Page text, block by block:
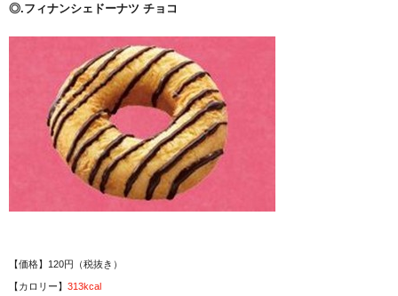
◎.フィナンシェドーナツ チョコ
【価格】120円（税抜き）
【カロリー】 313kcal